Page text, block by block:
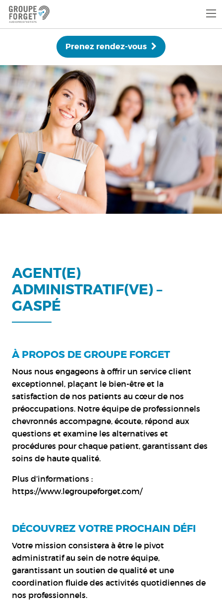
Prenez rendez-vous
AGENT(E)
ADMINISTRATIF(VE) –
GASPÉ
À PROPOS DE GROUPE FORGET
Nous nous engageons à offrir un service client
exceptionnel, plaçant le bien-être et la
satisfaction de nos patients au cœur de nos
préoccupations. Notre équipe de professionnels
chevronnés accompagne, écoute, répond aux
questions et examine les alternatives et
procédures pour chaque patient, garantissant des
soins de haute qualité.
Plus d’informations :
https://www.legroupeforget.com/
DÉCOUVREZ VOTRE PROCHAIN DÉFI
Votre mission consistera à être le pivot
administratif au sein de notre équipe,
garantissant un soutien de qualité et une
coordination fluide des activités quotidiennes de
nos professionnels.